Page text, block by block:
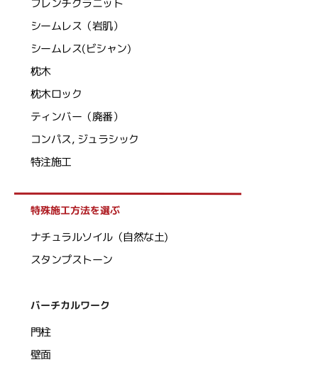
フレンチグラニット
シームレス（岩肌）
シームレス(ビシャン)
枕木
枕木ロック
ティンバー（廃番）
コンパス, ジュラシック
特注施工
特殊施工方法を選ぶ
ナチュラルソイル（自然な土)
スタンプストーン
バーチカルワーク
門柱
壁面